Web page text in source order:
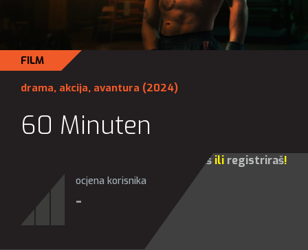
FILM
drama, akcija, avantura (2024)
60 Minuten
prijaviš ili registriraš!
ocjena korisnika
-